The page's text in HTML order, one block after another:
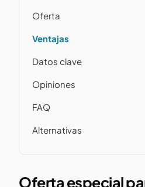
Oferta especial
Oferta
Ventajas
Datos clave
Opiniones
FAQ
Alternativas